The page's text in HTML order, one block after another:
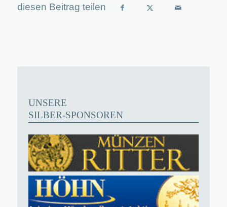
UNSERE
SILBER-SPONSOREN